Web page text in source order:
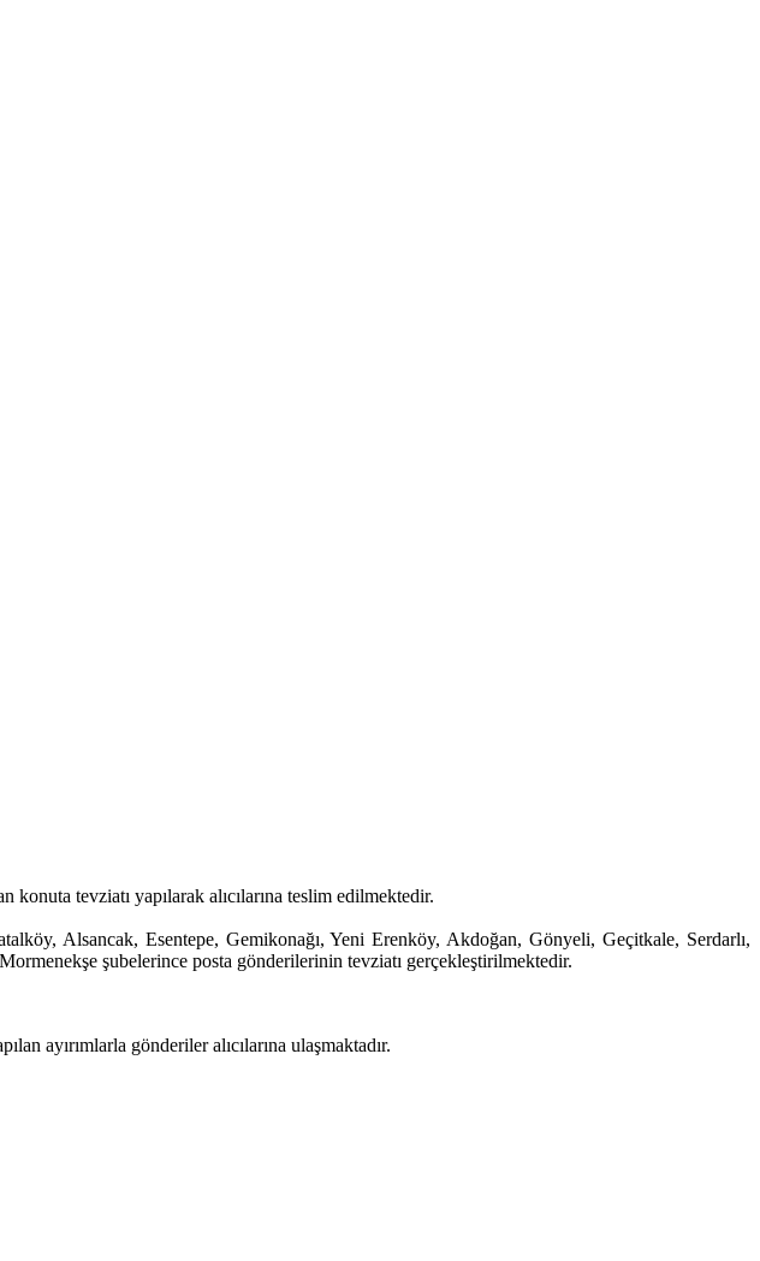
tevziatı yapılarak alıcılarına teslim edilmektedir.
Alsancak, Esentepe, Gemikonağı, Yeni Erenköy, Akdoğan, Gönyeli, Geçitkale, Serdarlı,
şubelerince posta gönderilerinin tevziatı gerçekleştirilmektedir.
ayırımlarla gönderiler alıcılarına ulaşmaktadır.